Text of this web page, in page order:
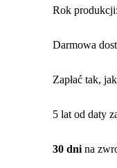
Rok produkcji:
Darmowa
Zapłać tak,
5 lat od daty
30 dni na